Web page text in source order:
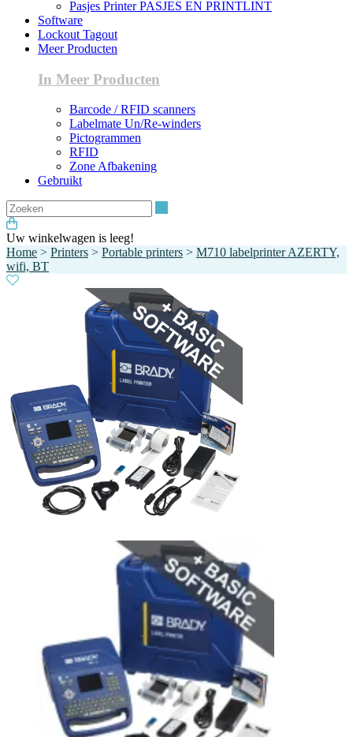
Pasjes Printer PASJES EN PRINTLINT
Software
Lockout Tagout
Meer Producten
In Meer Producten
Barcode / RFID scanners
Labelmate Un/Re-winders
Pictogrammen
RFID
Zone Afbakening
Gebruikt
Uw winkelwagen is leeg!
Home > Printers > Portable printers > M710 labelprinter AZERTY,
wifi, BT